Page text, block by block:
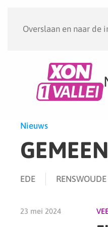
Overslaan en naar de
Nieuws
EDE RENSWOUDE
23 mei 2024